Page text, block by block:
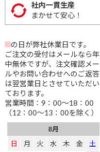
社内一貫生産
まかせて安心！
の日が弊社休業日です。
ご注文の受付はメールなら年
中無休ですが、注文確認メー
ルやお問い合わせへのご返答
は翌営業日とさせていただい
ております。
営業時間：9：00～18：00
（12：00～13：00を除く）
8月
日
月 火 水 木 金 土